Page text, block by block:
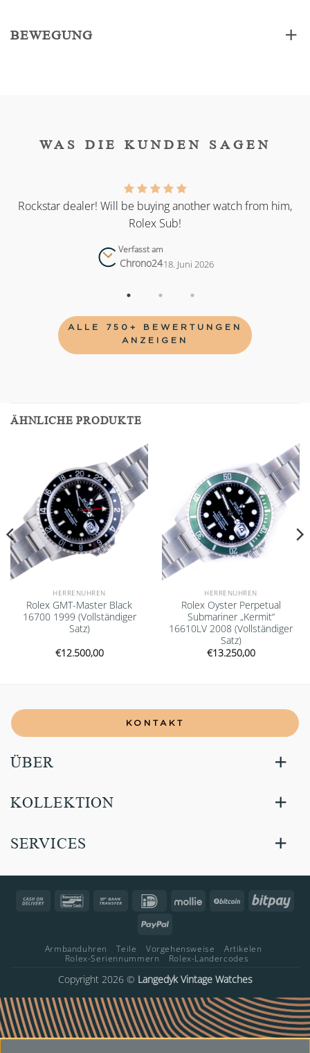
BEWEGUNG
WAS DIE KUNDEN SAGEN
Rockstar dealer! Will be buying another watch from him,
Rolex Sub!
Verfasst am
Chrono2418. Juni 2026
ALLE 750+ BEWERTUNGEN
ANZEIGEN
ÄHNLICHE PRODUKTE
Add to
wishlist
HERRENUHREN
Rolex GMT-Master Black
16700 1999 (Vollständiger
Satz)
€12.500,00
Add to
wishlist
HERRENUHREN
Rolex Oyster Perpetual
Submariner „Kermit“
16610LV 2008 (Vollständiger
Satz)
€13.250,00
KONTAKT
ÜBER
KOLLEKTION
SERVICES
Cash
Bancontact Bank
IDeal Mollie BitCoin
PayPal
Armbanduhren Teile Vorgehensweise
Artikelen
Rolex-Seriennummern
Rolex-Landercodes
Copyright 2026 © Langedyk Vintage Watches